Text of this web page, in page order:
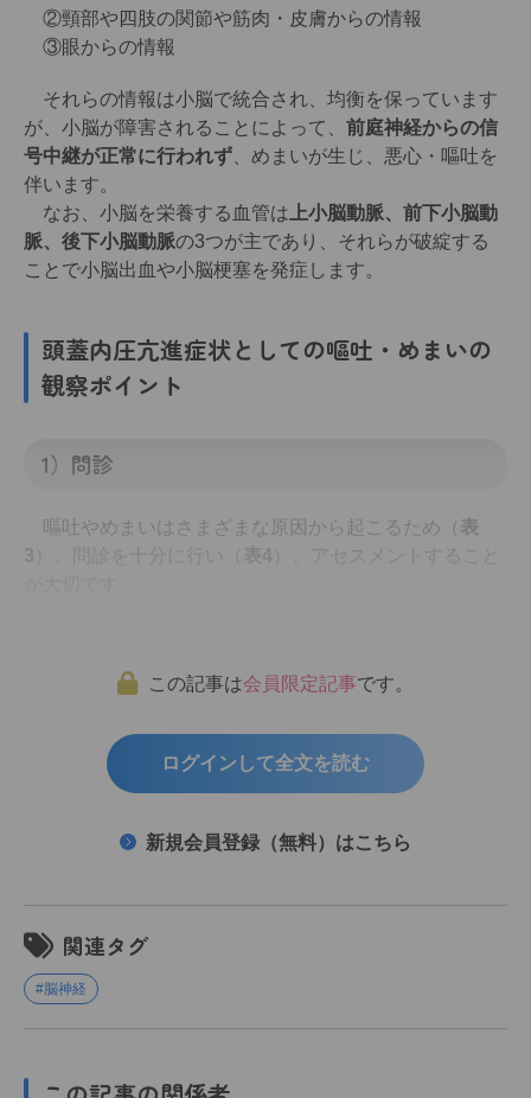
②頸部や四肢の関節や筋肉・皮膚からの情報
③眼からの情報
それらの情報は小脳で統合され、均衡を保っています
が、小脳が障害されることによって、 前庭神経からの信
号中継が正常に行われず 、めまいが生じ、悪心・嘔吐を
伴います。
なお、小脳を栄養する血管は 上小脳動脈、前下小脳動
脈、後下小脳動脈の3つが主であり、それらが破綻する
ことで小脳出血や小脳梗塞を発症します。
頭蓋内圧亢進症状としての嘔吐・めまいの
観察ポイント
1）問診
嘔吐やめまいはさまざまな原因から起こるため（ 表
3
）、問診を十分に行い（ 表4
）、アセスメントすること
この記事は会員限定記事です。
ログインして全文を読む
新規会員登録（無料）はこちら
関連タグ
#脳神経